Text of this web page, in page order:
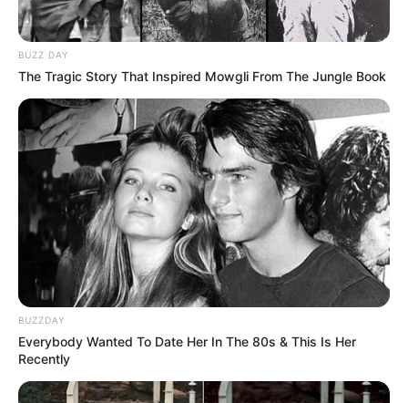
BUZZ DAY
The Tragic Story That Inspired Mowgli From The Jungle Book
BUZZDAY
Everybody Wanted To Date Her In The 80s & This Is Her
Recently